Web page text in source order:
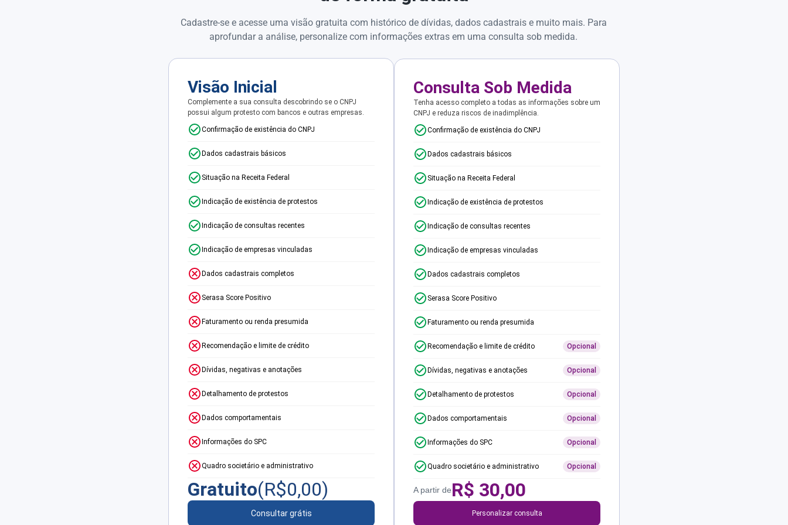
Cadastre-se e acesse uma visão gratuita com histórico de dívidas, dados cadastrais e muito mais. Para
aprofundar a análise, personalize com informações extras em uma consulta sob medida.
Visão Inicial
Complemente a sua consulta descobrindo se o CNPJ
possui algum protesto com bancos e outras empresas.
Confirmação de existência do CNPJ
Dados cadastrais básicos
Situação na Receita Federal
Indicação de existência de protestos
Indicação de consultas recentes
Indicação de empresas vinculadas
Dados cadastrais completos
Serasa Score Positivo
Faturamento ou renda presumida
Recomendação e limite de crédito
Dívidas, negativas e anotações
Detalhamento de protestos
Dados comportamentais
Informações do SPC
Quadro societário e administrativo
Gratuito(R$0,00)
Consultar grátis
Consulta Sob Medida
Tenha acesso completo a todas as informações sobre um
CNPJ e reduza riscos de inadimplência.
Confirmação de existência do CNPJ
Dados cadastrais básicos
Situação na Receita Federal
Indicação de existência de protestos
Indicação de consultas recentes
Indicação de empresas vinculadas
Dados cadastrais completos
Serasa Score Positivo
Faturamento ou renda presumida
Recomendação e limite de crédito Opcional
Dívidas, negativas e anotações Opcional
Detalhamento de protestos Opcional
Dados comportamentais Opcional
Informações do SPC Opcional
Quadro societário e administrativo Opcional
A partir deR$ 30,00
Personalizar consulta